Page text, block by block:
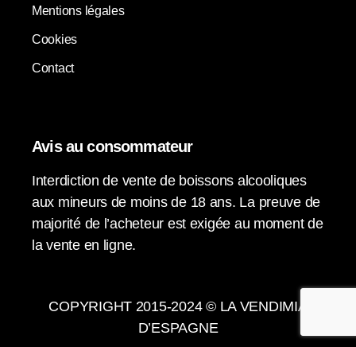
Mentions légales
Cookies
Contact
Avis au consommateur
Interdiction de vente de boissons alcooliques
aux mineurs de moins de 18 ans. La preuve de
majorité de l’acheteur est exigée au moment de
la vente en ligne.
COPYRIGHT 2015-2024 © LA VENDIMIA
D’ESPAGNE